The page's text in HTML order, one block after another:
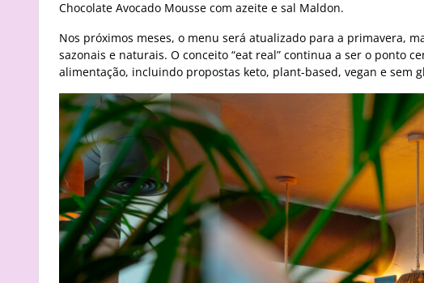
Chocolate Avocado Mousse com azeite e sal Maldon.
Nos próximos meses, o menu será atualizado para a primavera,
sazonais e naturais. O conceito “eat real” continua a ser o ponto
alimentação, incluindo propostas keto, plant-based, vegan e sem